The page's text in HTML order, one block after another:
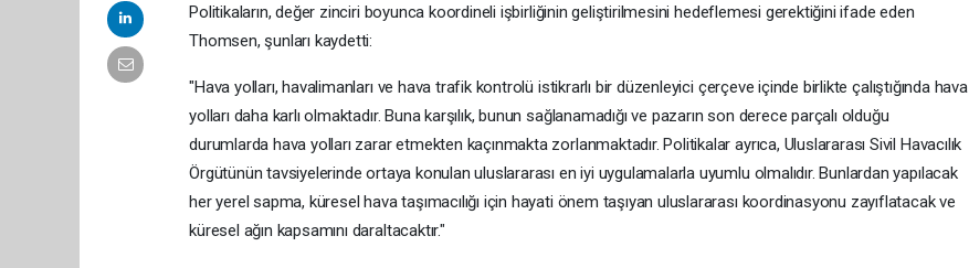
Politikaların, değer zinciri boyunca koordineli işbirliğinin geliştirilmesini hedeflemesi gerektiğini ifade eden
Thomsen, şunları kaydetti:
"Hava yolları, havalimanları ve hava trafik kontrolü istikrarlı bir düzenleyici çerçeve içinde birlikte çalıştığında hava
yolları daha karlı olmaktadır. Buna karşılık, bunun sağlanamadığı ve pazarın son derece parçalı olduğu
durumlarda hava yolları zarar etmekten kaçınmakta zorlanmaktadır. Politikalar ayrıca, Uluslararası Sivil Havacılık
Örgütünün tavsiyelerinde ortaya konulan uluslararası en iyi uygulamalarla uyumlu olmalıdır. Bunlardan yapılacak
her yerel sapma, küresel hava taşımacılığı için hayati önem taşıyan uluslararası koordinasyonu zayıflatacak ve
küresel ağın kapsamını daraltacaktır."